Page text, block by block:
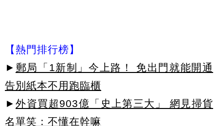
【熱門排行榜】
► 郵局「1新制」今上路！ 免出門就能開通
告別紙本不用跑臨櫃
► 外資買超903億「史上第三大」 網見掃貨
名單笑：不懂在幹嘛